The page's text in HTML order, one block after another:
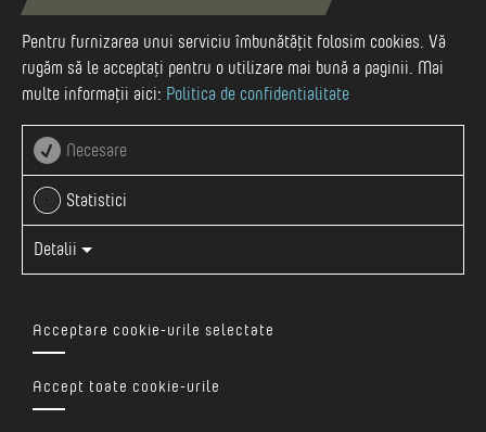
AutorVisit Mures
În evul mediu fortificaţia cetății avea 14 turnuri, azi doar 9
este situat pe latura de sud – est a platoului inferior al
Pentru furnizarea unui serviciu îmbunătățit folosim cookies. Vă
rugăm să le acceptați pentru o utilizare mai bună a paginii. Mai
multe informații aici: Politica de confidentialitate
Necesare
Statistici
Detalii
Acceptare cookie-urile selectate
Accept toate cookie-urile